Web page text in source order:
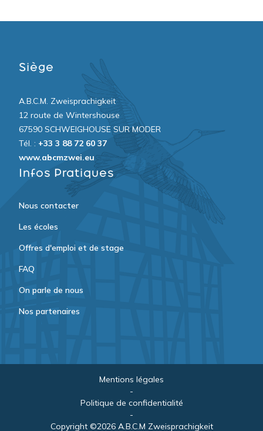
Siège
A.B.C.M. Zweisprachigkeit
12 route de Wintershouse
67590 SCHWEIGHOUSE SUR MODER
Tél. : +33 3 88 72 60 37
www.abcmzwei.eu
Infos Pratiques
Nous contacter
Les écoles
Offres d'emploi et de stage
FAQ
On parle de nous
Nos partenaires
Mentions légales
-
Politique de confidentialité
-
Copyright ©2026 A.B.C.M Zweisprachigkeit